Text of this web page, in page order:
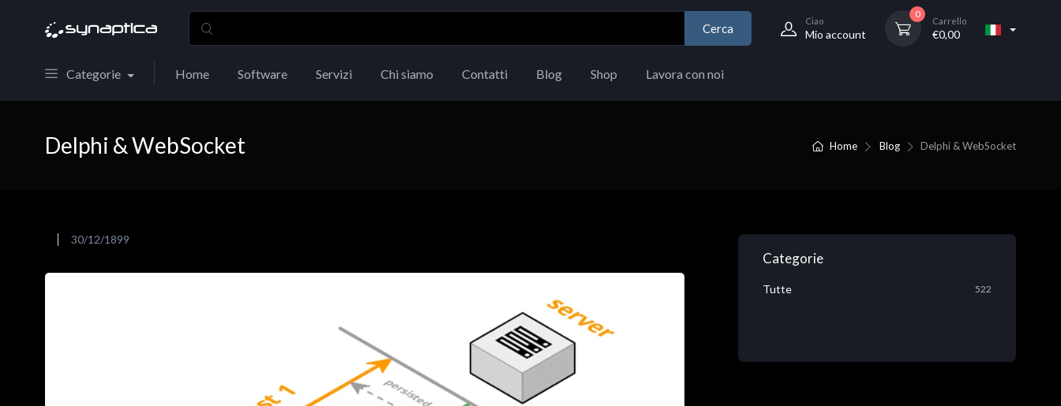
Cerca
Ciao
Mio account
0
Carrello
€0,00
Categorie Home Software Servizi Chi siamo Contatti Blog Shop Lavora con noi
Home Blog Delphi & WebSocket
Delphi & WebSocket
30/12/1899
Categorie
Tutte 522